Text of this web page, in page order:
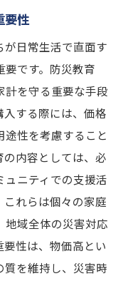
スト
先
アイテムの活用
ンス方法
価高対策
基本知識
プラン
防災対策
ション計画
家計管理法
要性
日常生活で直面す
要です。防災教育
計を守る重要な手段
入する際には、価格
性を考慮すること
内容としては、必
ュニティでの支援活
れらは個々の家庭
地域全体の災害対応
性は、物価高とい
質を維持し、災害時